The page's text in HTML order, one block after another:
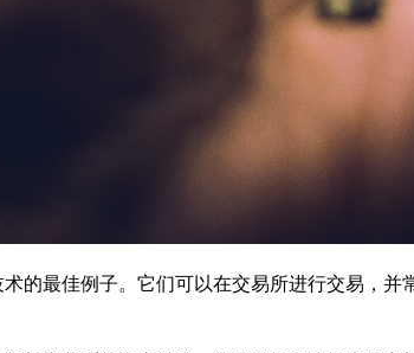
的最佳例子。它们可以在交易所进行交易，